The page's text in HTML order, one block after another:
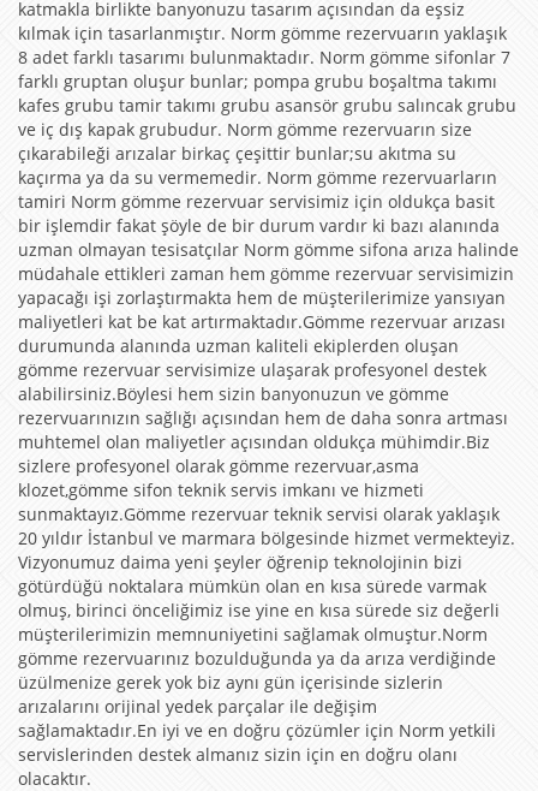
katmakla birlikte banyonuzu tasarım açısından da eşsiz
kılmak için tasarlanmıştır. Norm gömme rezervuarın yaklaşık
8 adet farklı tasarımı bulunmaktadır. Norm gömme sifonlar 7
farklı gruptan oluşur bunlar; pompa grubu boşaltma takımı
kafes grubu tamir takımı grubu asansör grubu salıncak grubu
ve iç dış kapak grubudur. Norm gömme rezervuarın size
çıkarabileği arızalar birkaç çeşittir bunlar;su akıtma su
kaçırma ya da su vermemedir. Norm gömme rezervuarların
tamiri Norm gömme rezervuar servisimiz için oldukça basit
bir işlemdir fakat şöyle de bir durum vardır ki bazı alanında
uzman olmayan tesisatçılar Norm gömme sifona arıza halinde
müdahale ettikleri zaman hem gömme rezervuar servisimizin
yapacağı işi zorlaştırmakta hem de müşterilerimize yansıyan
maliyetleri kat be kat artırmaktadır.Gömme rezervuar arızası
durumunda alanında uzman kaliteli ekiplerden oluşan
gömme rezervuar servisimize ulaşarak profesyonel destek
alabilirsiniz.Böylesi hem sizin banyonuzun ve gömme
rezervuarınızın sağlığı açısından hem de daha sonra artması
muhtemel olan maliyetler açısından oldukça mühimdir.Biz
sizlere profesyonel olarak gömme rezervuar,asma
klozet,gömme sifon teknik servis imkanı ve hizmeti
sunmaktayız.Gömme rezervuar teknik servisi olarak yaklaşık
20 yıldır İstanbul ve marmara bölgesinde hizmet vermekteyiz.
Vizyonumuz daima yeni şeyler öğrenip teknolojinin bizi
götürdüğü noktalara mümkün olan en kısa sürede varmak
olmuş, birinci önceliğimiz ise yine en kısa sürede siz değerli
müşterilerimizin memnuniyetini sağlamak olmuştur.Norm
gömme rezervuarınız bozulduğunda ya da arıza verdiğinde
üzülmenize gerek yok biz aynı gün içerisinde sizlerin
arızalarını orijinal yedek parçalar ile değişim
sağlamaktadır.En iyi ve en doğru çözümler için Norm yetkili
servislerinden destek almanız sizin için en doğru olanı
olacaktır.